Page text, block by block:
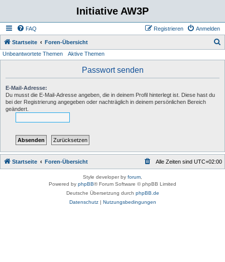
Initiative AW3P
FAQ Anmelden
Registrieren
Startseite Foren-Übersicht
Unbeantwortete Themen Aktive Themen
Passwort senden
E-Mail-Adresse:
Du musst die E-Mail-Adresse angeben, die in deinem Profil hinterlegt ist. Diese hast du
bei der Registrierung angegeben oder nachträglich in deinem persönlichen Bereich
geändert.
Startseite Foren-Übersicht Alle Zeiten sind UTC+02:00
Style developer by forum
Powered by phpBB® Forum Software © phpBB Limited
Deutsche Übersetzung durch phpBB.de
Datenschutz| Nutzungsbedingungen